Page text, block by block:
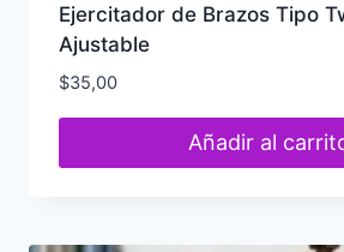
Ejercitador de Brazos Tipo
Ajustable
$35,00
Añadir al